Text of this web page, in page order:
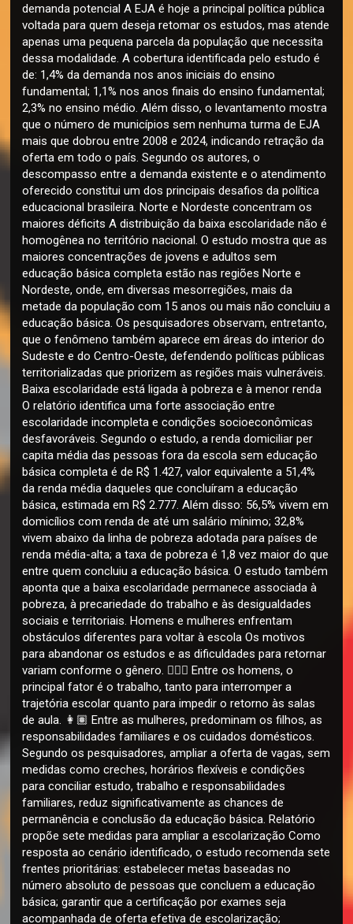
demanda potencial A EJA é hoje a principal política pública
voltada para quem deseja retomar os estudos, mas atende
apenas uma pequena parcela da população que necessita
dessa modalidade. A cobertura identificada pelo estudo é
de: 1,4% da demanda nos anos iniciais do ensino
fundamental; 1,1% nos anos finais do ensino fundamental;
2,3% no ensino médio. Além disso, o levantamento mostra
que o número de municípios sem nenhuma turma de EJA
mais que dobrou entre 2008 e 2024, indicando retração da
oferta em todo o país. Segundo os autores, o
descompasso entre a demanda existente e o atendimento
oferecido constitui um dos principais desafios da política
educacional brasileira. Norte e Nordeste concentram os
maiores déficits A distribuição da baixa escolaridade não é
homogênea no território nacional. O estudo mostra que as
maiores concentrações de jovens e adultos sem
educação básica completa estão nas regiões Norte e
Nordeste, onde, em diversas mesorregiões, mais da
metade da população com 15 anos ou mais não concluiu a
educação básica. Os pesquisadores observam, entretanto,
que o fenômeno também aparece em áreas do interior do
Sudeste e do Centro-Oeste, defendendo políticas públicas
territorializadas que priorizem as regiões mais vulneráveis.
Baixa escolaridade está ligada à pobreza e à menor renda
O relatório identifica uma forte associação entre
escolaridade incompleta e condições socioeconômicas
desfavoráveis. Segundo o estudo, a renda domiciliar per
capita média das pessoas fora da escola sem educação
básica completa é de R$ 1.427, valor equivalente a 51,4%
da renda média daqueles que concluíram a educação
básica, estimada em R$ 2.777. Além disso: 56,5% vivem em
domicílios com renda de até um salário mínimo; 32,8%
vivem abaixo da linha de pobreza adotada para países de
renda média-alta; a taxa de pobreza é 1,8 vez maior do que
entre quem concluiu a educação básica. O estudo também
aponta que a baixa escolaridade permanece associada à
pobreza, à precariedade do trabalho e às desigualdades
sociais e territoriais. Homens e mulheres enfrentam
obstáculos diferentes para voltar à escola Os motivos
para abandonar os estudos e as dificuldades para retornar
variam conforme o gênero. 🙎🏽‍♂️ Entre os homens, o
principal fator é o trabalho, tanto para interromper a
trajetória escolar quanto para impedir o retorno às salas
de aula. 👩🏽 Entre as mulheres, predominam os filhos, as
responsabilidades familiares e os cuidados domésticos.
Segundo os pesquisadores, ampliar a oferta de vagas, sem
medidas como creches, horários flexíveis e condições
para conciliar estudo, trabalho e responsabilidades
familiares, reduz significativamente as chances de
permanência e conclusão da educação básica. Relatório
propõe sete medidas para ampliar a escolarização Como
resposta ao cenário identificado, o estudo recomenda sete
frentes prioritárias: estabelecer metas baseadas no
número absoluto de pessoas que concluem a educação
básica; garantir que a certificação por exames seja
acompanhada de oferta efetiva de escolarização;